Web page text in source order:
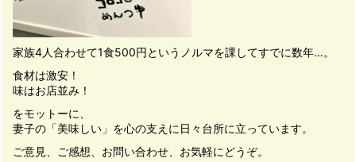
家族4人合わせて1食500円というノルマを課してすでに数年…。
食材は激安！
味はお店並み！
をモットーに、
妻子の「美味しい」を心の支えに日々台所に立っています。
ご意見、ご感想、お問い合わせ、お気軽にどうぞ。